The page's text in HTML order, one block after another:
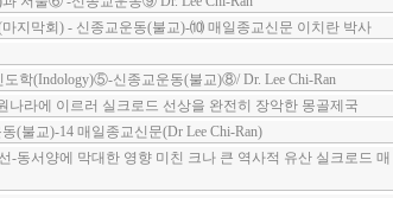
지막회) - 신종교운동(불교)-⑽ 매일종교신문 이치란 박사
학(Indology)⑤-신종교운동(불교)⑧/ Dr. Lee Chi-Ran
라에 이르러 실크로드 선상을 완전히 장악한 몽골제국
(불교)-14 매일종교신문(Dr Lee Chi-Ran)
동서양에 막대한 영향 미친 크나 큰 역사적 유산 실크로드 매